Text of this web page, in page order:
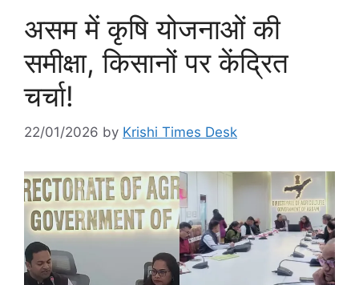
असम में कृषि योजनाओं की
समीक्षा, किसानों पर केंद्रित
चर्चा!
22/01/2026 by Krishi Times Desk